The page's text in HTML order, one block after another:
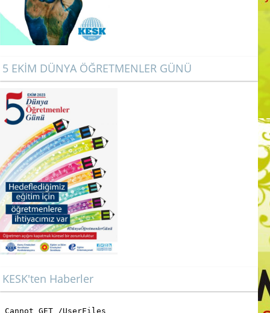
5 EKİM DÜNYA ÖĞRETMENLER GÜNÜ
KESK'ten Haberler